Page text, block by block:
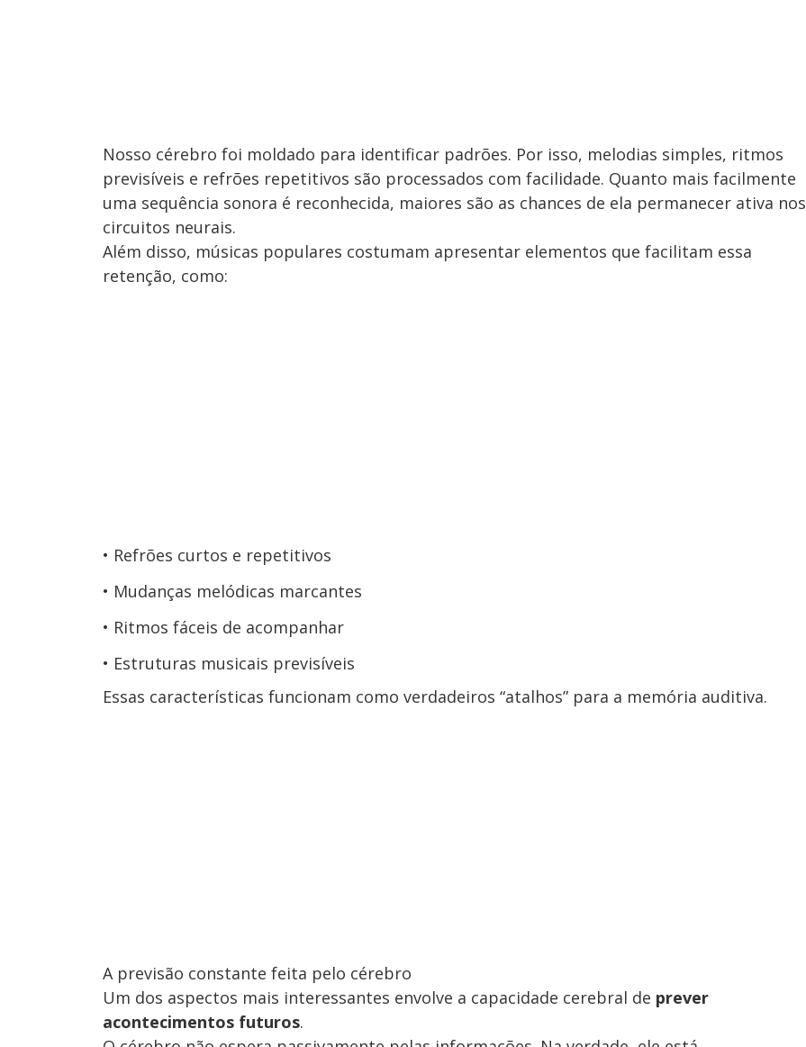
Nosso cérebro foi moldado para identificar padrões. Por isso, melodias simples, ritmos
previsíveis e refrões repetitivos são processados com facilidade. Quanto mais facilmente
uma sequência sonora é reconhecida, maiores são as chances de ela permanecer ativa nos
circuitos neurais.
Além disso, músicas populares costumam apresentar elementos que facilitam essa
retenção, como:
Refrões curtos e repetitivos
Mudanças melódicas marcantes
Ritmos fáceis de acompanhar
Estruturas musicais previsíveis
Essas características funcionam como verdadeiros “atalhos” para a memória auditiva.
A previsão constante feita pelo cérebro
Um dos aspectos mais interessantes envolve a capacidade cerebral de prever
acontecimentos futuros.